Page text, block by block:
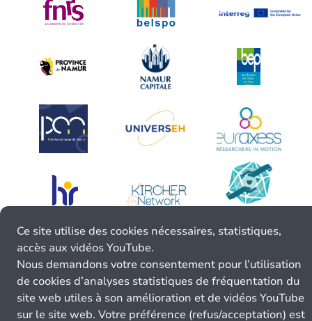
Ce site utilise des cookies nécessaires, statistiques,
accès aux vidéos YouTube.
Nous demandons votre consentement pour l’utilisation
de cookies d’analyses statistiques de fréquentation du
site web utiles à son amélioration et de vidéos YouTube
sur le site web. Votre préférence (refus/acceptation) est